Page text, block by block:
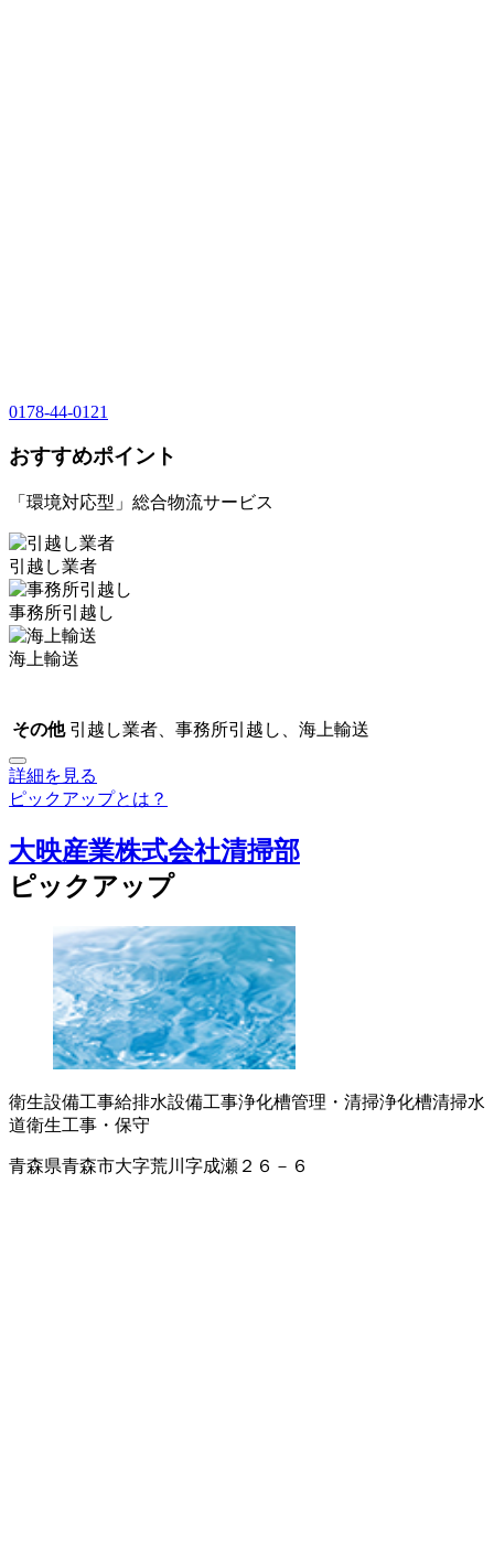
0178-44-0121
おすすめポイント
「環境対応型」総合物流サービス
引越し業者
事務所引越し
海上輸送
その他 引越し業者、事務所引越し、海上輸送
詳細を見る
ピックアップとは？
大映産業株式会社清掃部
ピックアップ
衛生設備工事給排水設備工事浄化槽管理・清掃浄化槽清掃水
道衛生工事・保守
青森県青森市大字荒川字成瀬２６－６